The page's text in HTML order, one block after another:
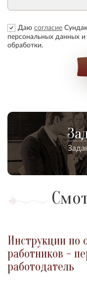
Даю согласие
персональных данных
обработки.
Инструкции по
работников -
работодатель